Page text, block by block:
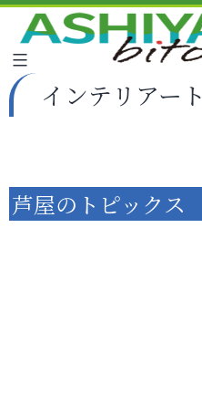
インテリアート
芦屋のトピックス